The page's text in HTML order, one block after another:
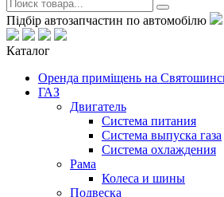
Підбір автозапчастин по автомобілю
Каталог
Оренда приміщень на
ГАЗ
Двигатель
Система питания
Система выпуска газа
Система охлаждения
Рама
Колеса и шины
Подвеска